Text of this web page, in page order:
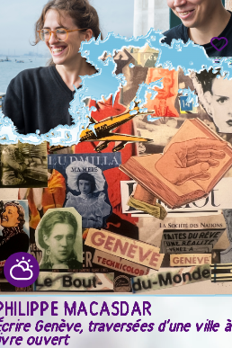
LEONOV & NINA
Other Speaking Cave
01.09 - ven. 04.09
MACASDAR
Genève, traversées d'une ville à
ouvert